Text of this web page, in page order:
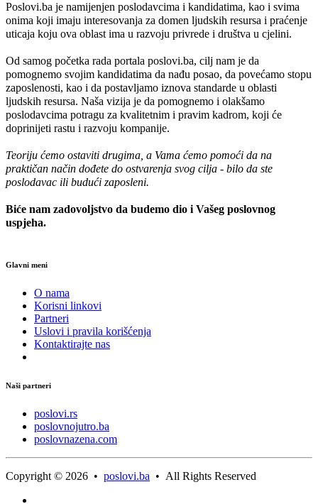
Poslovi.ba je namijenjen poslodavcima i kandidatima, kao i svima
onima koji imaju interesovanja za domen ljudskih resursa i praćenje
uticaja koju ova oblast ima u razvoju privrede i društva u cjelini.
Od samog početka rada portala poslovi.ba, cilj nam je da
pomognemo svojim kandidatima da nađu posao, da povećamo stopu
zaposlenosti, kao i da postavljamo iznova standarde u oblasti
ljudskih resursa. Naša vizija je da pomognemo i olakšamo
poslodavcima potragu za kvalitetnim i pravim kadrom, koji će
doprinijeti rastu i razvoju kompanije.
Teoriju ćemo ostaviti drugima, a Vama ćemo pomoći da na
praktičan način dođete do ostvarenja svog cilja - bilo da ste
poslodavac ili budući zaposleni.
Biće nam zadovoljstvo da budemo dio i Vašeg poslovnog
uspjeha.
Glavni meni
O nama
Korisni linkovi
Partneri
Uslovi i pravila korišćenja
Kontaktirajte nas
Naši partneri
poslovi.rs
poslovnojutro.ba
poslovnazena.com
Copyright © 2026 • poslovi.ba • All Rights Reserved